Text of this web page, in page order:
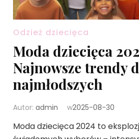
Odzież dziecięca
Moda dziecięca
Najnowsze trendy
najmłodszych
Autor: admin w2025-08-30
Moda dziecięca 2024 to